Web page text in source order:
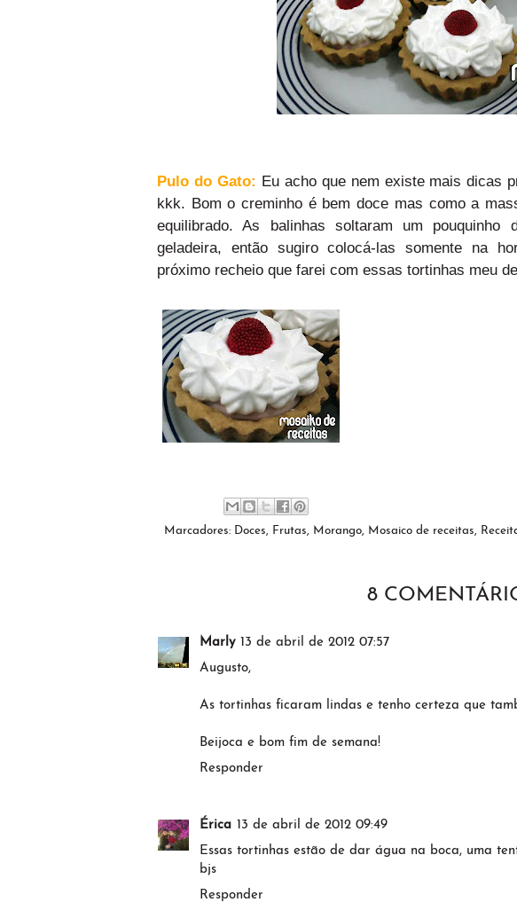
Pulo do Gato: Eu acho que nem existe mais dicas
kkk. Bom o creminho é bem doce mas como a
equilibrado. As balinhas soltaram um
geladeira, então sugiro colocá-las somente na
próximo recheio que farei com essas tortinhas meu
Marcadores: Doces, Frutas, Morango, Mosaico de receitas,
8
Marly 13 de abril de 2012 07:57
Augusto,
As tortinhas ficaram lindas e tenho certeza que
Beijoca e bom fim de semana!
Responder
Érica 13 de abril de 2012 09:49
Essas tortinhas estão de dar água na boca, uma
bjs
Responder